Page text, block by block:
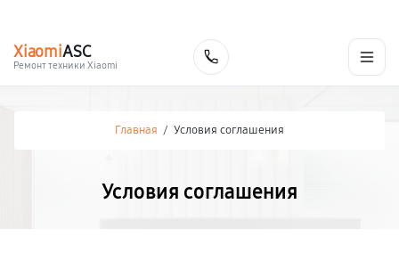
XiaomiASC
Ремонт техники Xiaomi
Главная / Условия соглашения
Условия соглашения